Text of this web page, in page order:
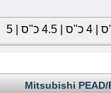
4 כ"ס 4.5 כ"ס
5